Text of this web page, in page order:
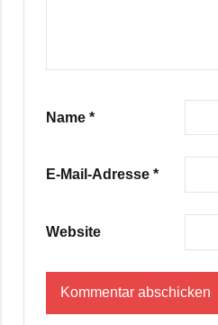
Name *
E-Mail-Adresse *
Website